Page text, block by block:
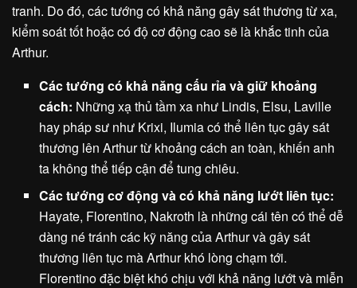
tranh. Do đó, các tướng có khả năng gây sát thương từ xa,
kiểm soát tốt hoặc có độ cơ động cao sẽ là khắc tinh của
Arthur.
Các tướng có khả năng cấu rỉa và giữ khoảng
cách: Những xạ thủ tầm xa như Lindis, Elsu, Laville
hay pháp sư như Krixi, Ilumia có thể liên tục gây sát
thương lên Arthur từ khoảng cách an toàn, khiến anh
ta không thể tiếp cận để tung chiêu.
Các tướng cơ động và có khả năng lướt liên tục:
Hayate, Florentino, Nakroth là những cái tên có thể dễ
dàng né tránh các kỹ năng của Arthur và gây sát
thương liên tục mà Arthur khó lòng chạm tới.
Florentino đặc biệt khó chịu với khả năng lướt và miễn